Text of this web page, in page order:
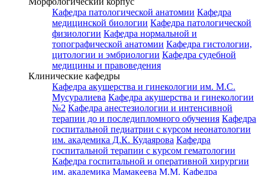
Кафедра патологической анатомии Кафедра
медицинской биологии Кафедра патологической
физиологии Кафедра нормальной и
топографической анатомии Кафедра гистологии,
цитологии и эмбриологии Кафедра судебной
медицины и правоведения
Клинические кафедры
Кафедра акушерства и гинекологии им. М.С.
Мусуралиева Кафедра акушерства и гинекологии
№2 Кафедра анестезиологии и интенсивной
терапии до и последипломного обучения Кафедра
госпитальной педиатрии с курсом неонатологии
им. академика Д.К. Кудаярова Кафедра
госпитальной терапии с курсом гематологии
Кафедра госпитальной и оперативной хирургии
им. академика Мамакеева М.М. Кафедра